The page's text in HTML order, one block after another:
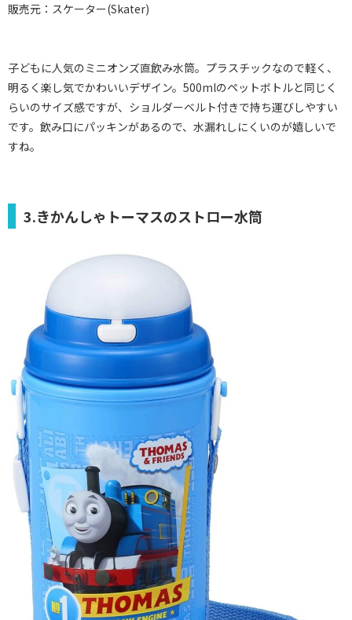
販売元：スケーター(Skater)
子どもに人気のミニオンズ直飲み水筒。プラスチックなので軽く、
明るく楽し気でかわいいデザイン。500mlのペットボトルと同じく
らいのサイズ感ですが、ショルダーベルト付きで持ち運びしやすい
です。飲み口にパッキンがあるので、水漏れしにくいのが嬉しいで
すね。
3.きかんしゃトーマスのストロー水筒